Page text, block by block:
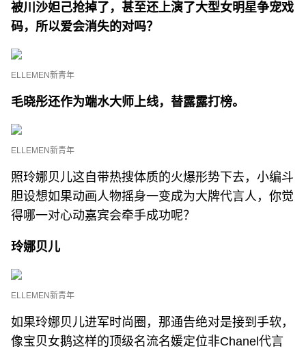
被川沙妲己抢掉了，甚至还上演了大型女明星争宠戏
码，所以爱会消失的对吗？
ELLEMEN新青年
毛晓彤还作为端水大师上线，替露露打榜。
ELLEMEN新青年
照玲娜贝儿这自带热搜体质的火爆形势下去，小编斗
胆设想如果动画人物摇身一变成为大牌代言人，你觉
得哪一对心动嘉宾会牵手成功呢？
玲娜贝儿
ELLEMEN新青年
如果玲娜贝儿进军时尚圈，那通告绝对是接到手软，
像宝贝女鹅这样的顶级名流名媛定位非Chanel代言